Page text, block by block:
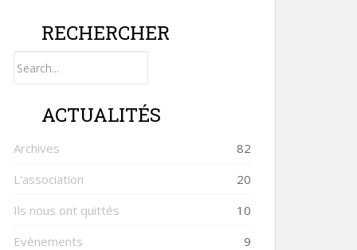
RECHERCHER
for:
ACTUALITÉS
Archives
82
L'association
20
Ils nous ont quittés
10
Evènements
9